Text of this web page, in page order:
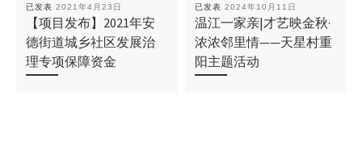
已发表 2021年4月23日
【项目发布】2021年安
德街道城乡社区发展治
理专项保障资金
已发表 2024年10月11日
温江一家亲|才艺映金秋·
浓浓邻里情——天星村重
阳主题活动